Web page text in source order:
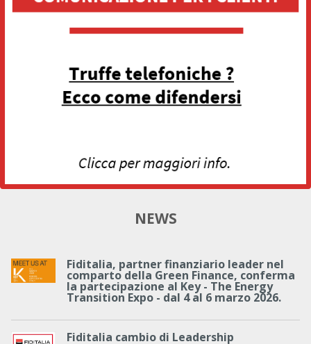
NEWS
Fiditalia, partner finanziario leader nel
comparto della Green Finance, conferma
la partecipazione al Key - The Energy
Transition Expo - dal 4 al 6 marzo 2026.
Fiditalia cambio di Leadership